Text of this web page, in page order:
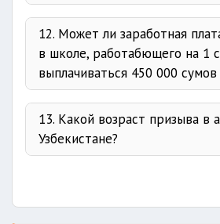
месяцев
неполный рабочий день
Ответ
128 Трудового кодекса
административной
12. Может ли заработная
в школе, работабющего на 1
выплачиваться 450 000
13. Какой возраст призыва в
Узбекистане?